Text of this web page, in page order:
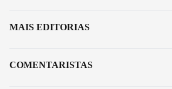
MAIS EDITORIAS
COMENTARISTAS